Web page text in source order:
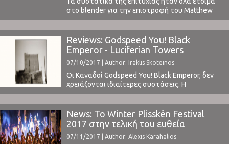
στο blender για την επιστροφή του Matthew
Barnes στο Λονδίνο μετά από τις αποθεωτικές
κριτικές για το τελευταίο του release
“Compassion” (διαβάστε την κριτική μας εδώ).
Ένας πρακτικός αλλά και αρκετά
ατμοσφαιρικός χώρος (Village Underground),
μια γενική αποδοχή του κοινού μέσω ενός sold ...
Reviews: Godspeed You! Black
Emperor - Luciferian Towers
07/10/2017 | Author: Iraklis Skoteinos
Οι Καναδοί Godspeed You! Black Emperor, δεν
χρειάζονται ιδιαίτερες συστάσεις. Η
κυκλοφορία του πρώτου τους album "F♯A♯∞", το
1997, απέσπασε διθυραμβικές κριτικές και
αποτελεί σημείο αναφοράς για την post rock
σκηνή. Ακολούθησαν το επίσης πολύ υψηλού
επιπέδου "Lift Your Skinny Fists Like Antennas Τo
Heaven" το 2000 και το "Yanqui ...
News: Το Winter Plisskën Festival
2017 στην τελική του ευθεία
07/11/2017 | Author: Alexis Karahalios